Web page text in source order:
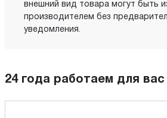
внешний вид товара могут быть
производителем без
уведомления.
24 года работаем для вас